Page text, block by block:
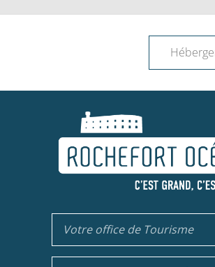
Votre office de Tourisme